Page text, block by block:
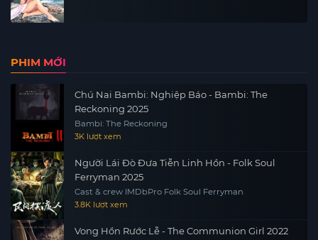
PHIM MỚI
Chú Nai Bambi: Nghiệp Báo - Bambi: The
Reckoning 2025
Bambi: The Reckoning
3K lượt xem
Người Lái Đò Đưa Tiễn Linh Hồn - Folk Soul
Ferryman 2025
Cast & crew IMDbPro Folk Soul Ferryman
3.8K lượt xem
Vong Hồn Rước Lễ - The Communion Girl 2022